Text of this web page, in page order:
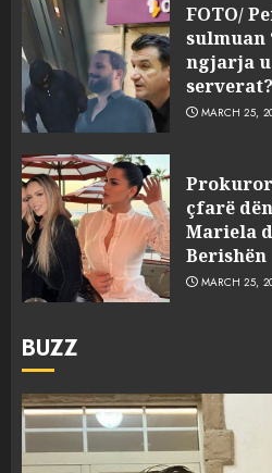
FOTO/
sulmuan
ngjarja u
serverat?
MARCH 25,
çfarë
Mariela
Berishën
MARCH 25,
BUZZ